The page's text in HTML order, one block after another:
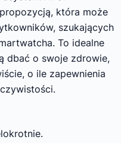
która może
szukających
To idealne
dbać o swoje zdrowie,
o ile zapewnienia